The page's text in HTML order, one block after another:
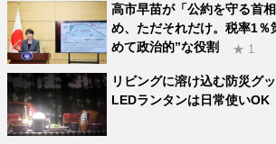
高市早苗が「公約を守る首
め、ただそれだけ。税率1％
めて政治的”な役割
★ 1
リビングに溶け込む防災グ
LEDランタンは日常使いOK